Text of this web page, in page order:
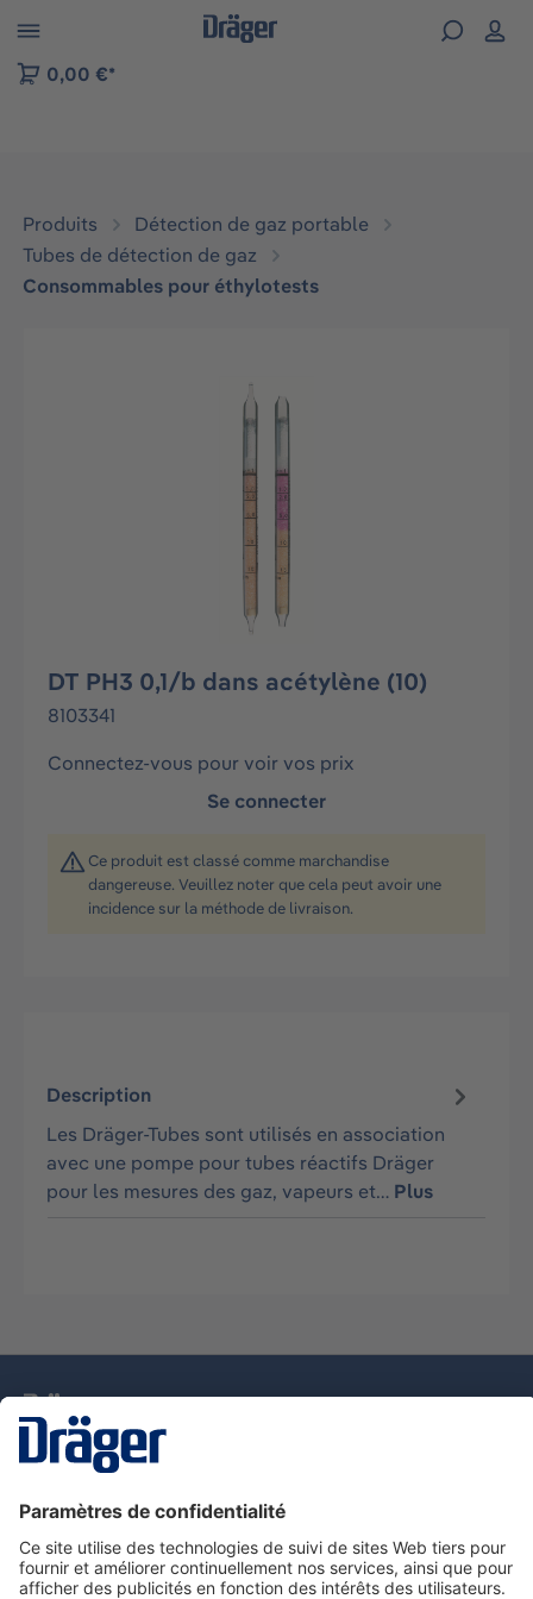
to B2B platform navigation
0,00 €*
Produits
Détection de gaz portable
Tubes de détection de gaz
Consommables pour éthylotests
Ignorer la galerie d'images
DT PH3 0,1/b dans acétylène (10)
8103341
Connectez-vous pour voir vos prix
Se connecter
Ce produit est classé comme marchandise
dangereuse. Veuillez noter que cela peut avoir une
incidence sur la méthode de livraison.
Description
Les Dräger-Tubes sont utilisés en association
avec une pompe pour tubes réactifs Dräger
pour les mesures des gaz, vapeurs et… Plus
Nous contacter
Service de e-commande Dräger